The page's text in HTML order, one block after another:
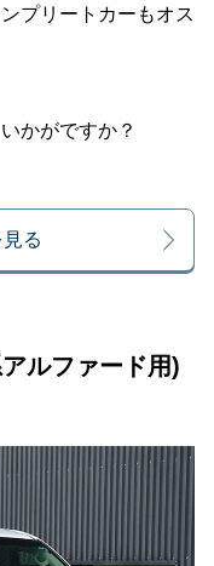
プリートカーもオス
かがですか？
る
ルファード用)